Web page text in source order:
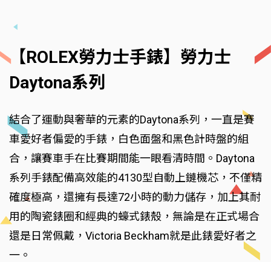
【ROLEX勞力士手錶】勞力士
Daytona系列
結合了運動與奢華的元素的Daytona系列，一直是賽
車愛好者偏愛的手錶，白色面盤和黑色計時盤的組
合，讓賽車手在比賽期間能一眼看清時間。Daytona
系列手錶配備高效能的4130型自動上鏈機芯，不僅精
確度極高，還擁有長達72小時的動力儲存，加上其耐
用的陶瓷錶圈和經典的蠔式錶殼，無論是在正式場合
還是日常佩戴，Victoria Beckham就是此錶愛好者之
一。